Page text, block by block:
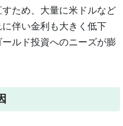
ため、大量に米ドルなど
伴い金利も大きく低下
ルド投資へのニーズが膨